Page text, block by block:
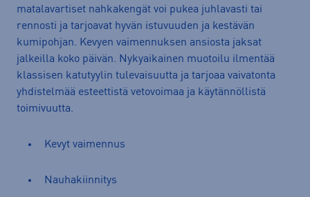
matalavartiset nahkakengät voi pukea juhlavasti tai
rennosti ja tarjoavat hyvän istuvuuden ja kestävän
kumipohjan. Kevyen vaimennuksen ansiosta jaksat
jalkeilla koko päivän. Nykyaikainen muotoilu ilmentää
klassisen katutyylin tulevaisuutta ja tarjoaa vaivatonta
yhdistelmää esteettistä vetovoimaa ja käytännöllistä
toimivuutta.
Kevyt vaimennus
Nauhakiinnitys